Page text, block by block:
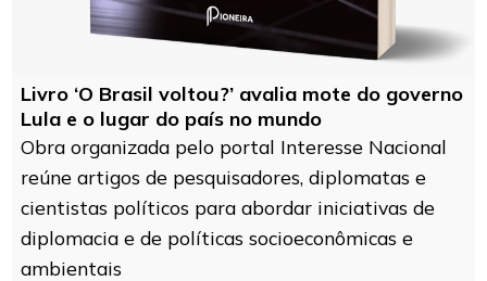
Livro ‘O Brasil voltou?’ avalia mote do governo
Lula e o lugar do país no mundo
Obra organizada pelo portal Interesse Nacional
reúne artigos de pesquisadores, diplomatas e
cientistas políticos para abordar iniciativas de
diplomacia e de políticas socioeconômicas e
ambientais